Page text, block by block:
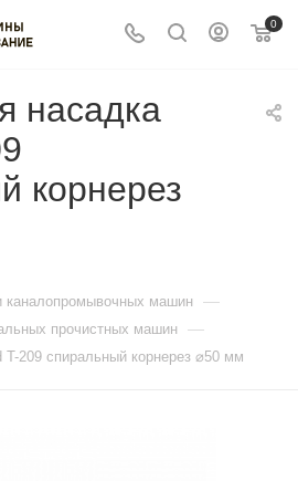
0
насадка
корнерез
каналопромывочных машин —
прочистных машин —
T-209 спиральный корнерез ⌀50 мм